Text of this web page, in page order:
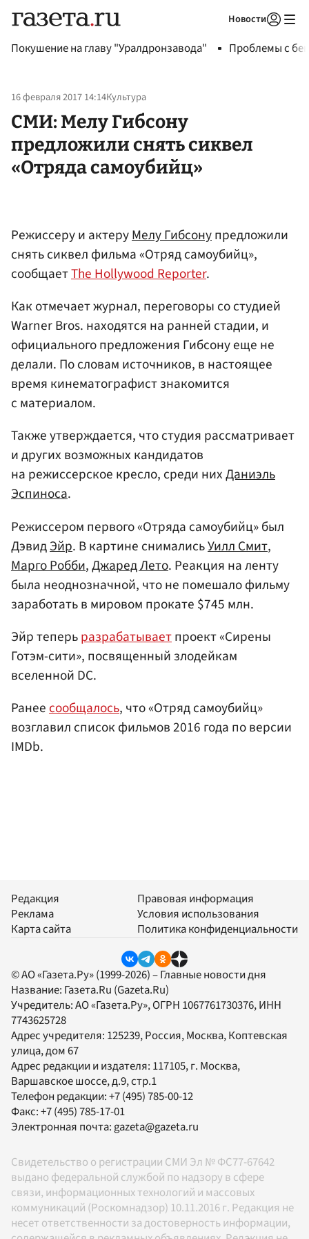
Новости
Покушение на главу "Уралдронзавода" Проблемы с
16 февраля 2017 14:14Культура
СМИ: Мелу Гибсону
предложили снять сиквел
«Отряда самоубийц»
Режиссеру и актеруМелу Гибсонупредложили
снять сиквел фильма «Отряд самоубийц»,
сообщаетThe Hollywood Reporter.
Как отмечает журнал, переговоры со студией
Warner Bros. находятся на ранней стадии, и
официального предложения Гибсону еще не
делали. По словам источников, в настоящее
время кинематографист знакомится
с материалом.
Также утверждается, что студия рассматривает
и других возможных кандидатов
на режиссерское кресло, среди нихДаниэль
Эспиноса.
Режиссером первого «Отряда самоубийц» был
ДэвидЭйр. В картине снималисьУилл Смит,
Марго Робби,Джаред Лето. Реакция на ленту
была неоднозначной, что не помешало фильму
заработать в мировом прокате $745 млн.
Эйр теперьразрабатываетпроект «Сирены
Готэм-сити», посвященный злодейкам
вселенной DC.
Ранеесообщалось, что «Отряд самоубийц»
возглавил список фильмов 2016 года по версии
IMDb.
Редакция
Реклама
Карта сайта
Правовая информация
Условия использования
Политика конфиденциальности
© АО «Газета.Ру» (1999-2026) – Главные новости дня
Название: Газета.Ru (Gazeta.Ru)
Учредитель:АО «Газета.Ру», ОГРН 1067761730376, ИНН
7743625728
Адрес учредителя: 125239, Россия, Москва, Коптевская
улица, дом 67
Адрес редакции и издателя: 117105, г. Москва,
Варшавское шоссе, д.9, стр.1
Телефон редакции:+7 (495) 785-00-12
Факс:+7 (495) 785-17-01
Электронная почта:gazeta@gazeta.ru
Свидетельство о регистрации СМИ Эл № ФС77-67642
выдано федеральной службой по надзору в сфере
связи, информационных технологий и массовых
коммуникаций (Роскомнадзор) 10.11.2016 г. Редакция не
несет ответственности за достоверность информации,